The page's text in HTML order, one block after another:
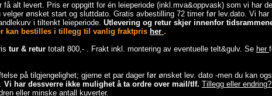
få alt levert. Pris er oppgitt for én leieperiode (inkl.mva&oppvask) som vi har
ønsket start og sluttdato. Gratis avbestilling 72 timer før lev.dato. Vi har
i tiltenkt leieperiode. Utlevering og retur skjer innenfor
kan bestilles i tillegg til vanlig fraktpris her .
tur & retur totalt 800,- . Frakt inkl. montering av eventuelle telt&gulv. Se her
på tilgjengelighet; gjerne et par dager før ønsket lev. dato -men du kan
Vi har dessverre ikke mulighet å ta ordre over mail/tlf. Tillegg eller endring?
eller minske antall kuverter.